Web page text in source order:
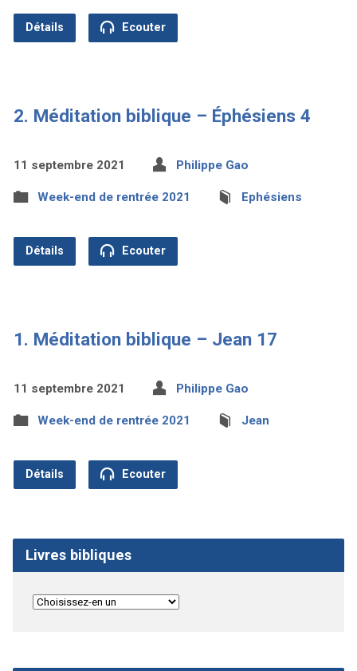
Détails Ecouter
2. Méditation biblique – Éphésiens 4
11 septembre 2021 Philippe Gao
Week-end de rentrée 2021 Ephésiens
Détails Ecouter
1. Méditation biblique – Jean 17
11 septembre 2021 Philippe Gao
Week-end de rentrée 2021 Jean
Détails Ecouter
Livres bibliques